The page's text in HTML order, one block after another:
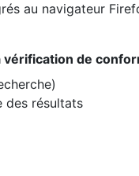
au navigateur
vérification de
des résultats